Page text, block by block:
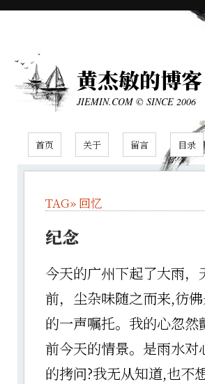
黄杰敏的博客
JIEMIN.COM © SINCE 2006
首页 关于 留言 目录
TAG» 回忆
纪念
今天的广州下起了大雨
前，尘杂味随之而来,彷
的一声嘱托。我的心忽
前今天的情景。是雨水对
的拷问?我无从知道,也不